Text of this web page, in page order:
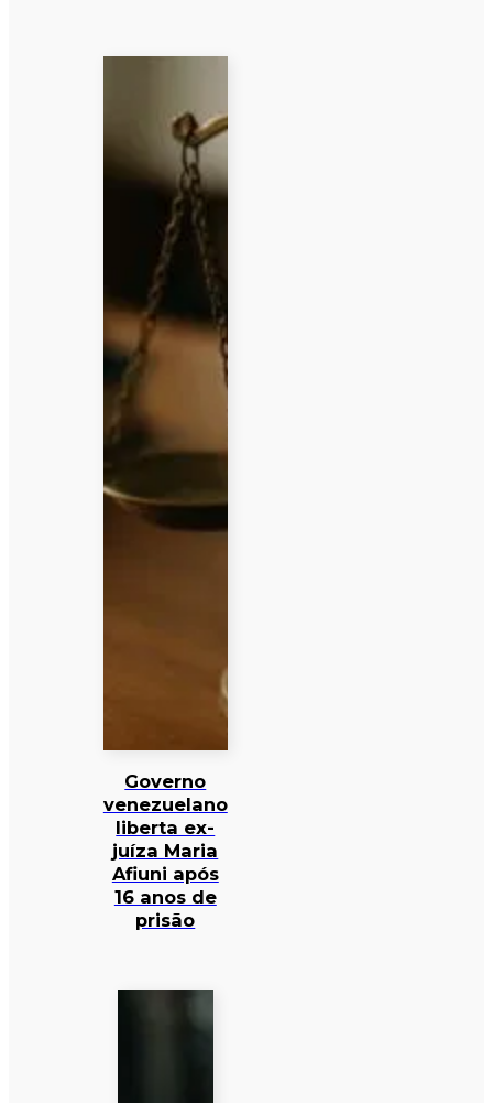
Governo
venezuelano
liberta ex-
juíza Maria
Afiuni após
16 anos de
prisão